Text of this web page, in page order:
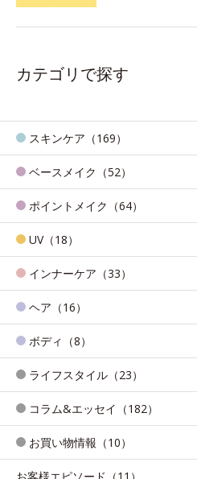
カテゴリで探す
スキンケア（169）
ベースメイク（52）
ポイントメイク（64）
UV（18）
インナーケア（33）
ヘア（16）
ボディ（8）
ライフスタイル（23）
コラム&エッセイ（182）
お買い物情報（10）